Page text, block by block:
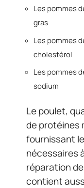
Les pommes
gras
Les pommes
cholestérol
Les pommes
sodium
Le poulet,
de protéines
fournissant
nécessaires
réparation
contient